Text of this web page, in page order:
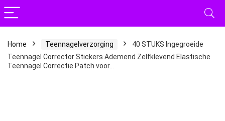
Home Teennagelverzorging
40 STUKS Ingegroeide
Teennagel Corrector Stickers Ademend Zelfklevend Elastische
Teennagel Correctie Patch voor…